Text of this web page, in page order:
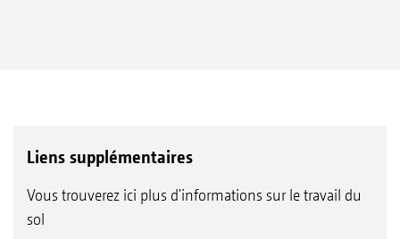
Liens supplémentaires
Vous trouverez ici plus d'informations sur le travail du
sol